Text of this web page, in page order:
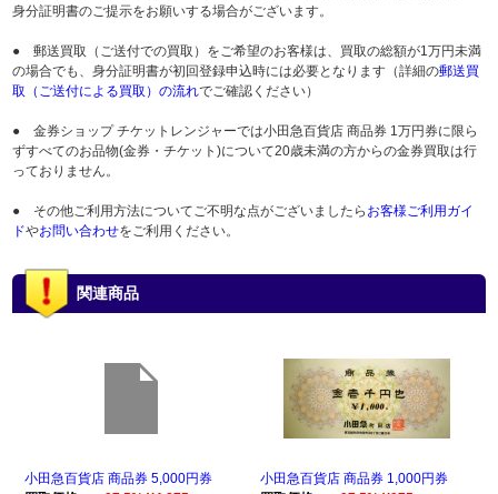
身分証明書のご提示をお願いする場合がございます。
● 郵送買取（ご送付での買取）をご希望のお客様は、買取の総額が1万円未満
の場合でも、身分証明書が初回登録申込時には必要となります（詳細の郵送買
取（ご送付による買取）の流れでご確認ください）
● 金券ショップ チケットレンジャーでは小田急百貨店 商品券 1万円券に限ら
ずすべてのお品物(金券・チケット)について20歳未満の方からの金券買取は行
っておりません。
● その他ご利用方法についてご不明な点がございましたら お客様ご利用ガイ
ドやお問い合わせをご利用ください。
関連商品
小田急百貨店 商品券 5,000円券
小田急百貨店 商品券 1,000円券